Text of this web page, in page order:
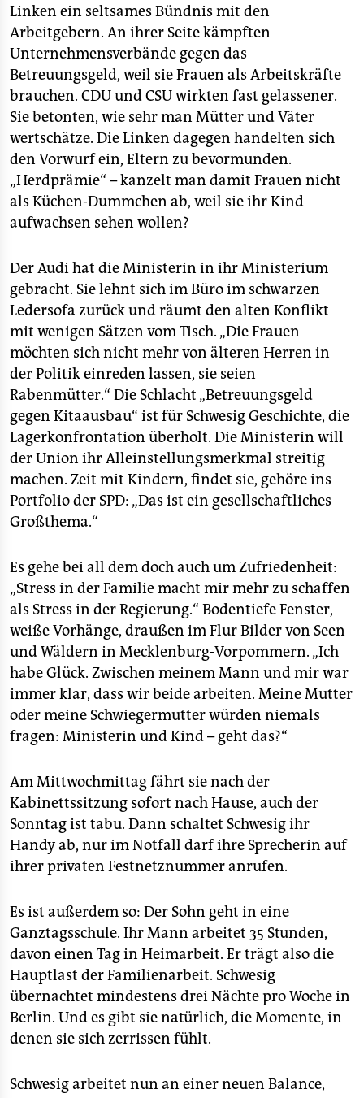
Linken ein seltsames Bündnis mit den
Arbeitgebern. An ihrer Seite kämpften
Unternehmensverbände gegen das
Betreuungsgeld, weil sie Frauen als Arbeitskräfte
brauchen. CDU und CSU wirkten fast gelassener.
Sie betonten, wie sehr man Mütter und Väter
wertschätze. Die Linken dagegen handelten sich
den Vorwurf ein, Eltern zu bevormunden.
„Herdprämie“ – kanzelt man damit Frauen nicht
als Küchen-Dummchen ab, weil sie ihr Kind
aufwachsen sehen wollen?
Der Audi hat die Ministerin in ihr Ministerium
gebracht. Sie lehnt sich im Büro im schwarzen
Ledersofa zurück und räumt den alten Konflikt
mit wenigen Sätzen vom Tisch. „Die Frauen
möchten sich nicht mehr von älteren Herren in
der Politik einreden lassen, sie seien
Rabenmütter.“ Die Schlacht „Betreuungsgeld
gegen Kitaausbau“ ist für Schwesig Geschichte, die
Lagerkonfrontation überholt. Die Ministerin will
der Union ihr Alleinstellungsmerkmal streitig
machen. Zeit mit Kindern, findet sie, gehöre ins
Portfolio der SPD: „Das ist ein gesellschaftliches
Großthema.“
Es gehe bei all dem doch auch um Zufriedenheit:
„Stress in der Familie macht mir mehr zu schaffen
als Stress in der Regierung.“ Bodentiefe Fenster,
weiße Vorhänge, draußen im Flur Bilder von Seen
und Wäldern in Mecklenburg-Vorpommern. „Ich
habe Glück. Zwischen meinem Mann und mir war
immer klar, dass wir beide arbeiten. Meine Mutter
oder meine Schwiegermutter würden niemals
fragen: Ministerin und Kind – geht das?“
Am Mittwochmittag fährt sie nach der
Kabinettssitzung sofort nach Hause, auch der
Sonntag ist tabu. Dann schaltet Schwesig ihr
Handy ab, nur im Notfall darf ihre Sprecherin auf
ihrer privaten Festnetznummer anrufen.
Es ist außerdem so: Der Sohn geht in eine
Ganztagsschule. Ihr Mann arbeitet 35 Stunden,
davon einen Tag in Heimarbeit. Er trägt also die
Hauptlast der Familienarbeit. Schwesig
übernachtet mindestens drei Nächte pro Woche in
Berlin. Und es gibt sie natürlich, die Momente, in
denen sie sich zerrissen fühlt.
Schwesig arbeitet nun an einer neuen Balance,